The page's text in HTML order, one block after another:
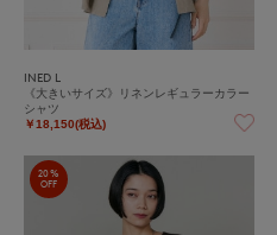
INED L
《大きいサイズ》リネンレギュラーカラー
シャツ
￥18,150(税込)
20%
OFF